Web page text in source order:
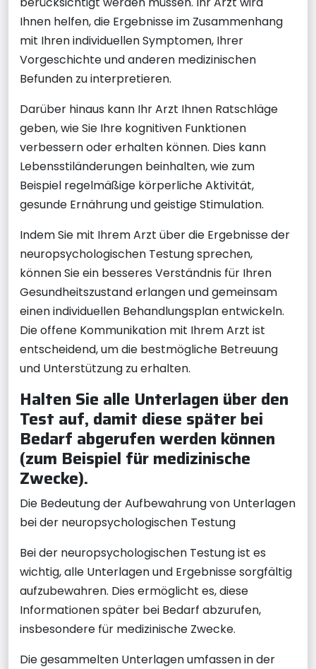
Ihnen helfen, die Ergebnisse im Zusammenhang
mit Ihren individuellen Symptomen, Ihrer
Vorgeschichte und anderen medizinischen
Befunden zu interpretieren.
Darüber hinaus kann Ihr Arzt Ihnen Ratschläge
geben, wie Sie Ihre kognitiven Funktionen
verbessern oder erhalten können. Dies kann
Lebensstiländerungen beinhalten, wie zum
Beispiel regelmäßige körperliche Aktivität,
gesunde Ernährung und geistige Stimulation.
Indem Sie mit Ihrem Arzt über die Ergebnisse der
neuropsychologischen Testung sprechen,
können Sie ein besseres Verständnis für Ihren
Gesundheitszustand erlangen und gemeinsam
einen individuellen Behandlungsplan entwickeln.
Die offene Kommunikation mit Ihrem Arzt ist
entscheidend, um die bestmögliche Betreuung
und Unterstützung zu erhalten.
Halten Sie alle Unterlagen über den
Test auf, damit diese später bei
Bedarf abgerufen werden können
(zum Beispiel für medizinische
Zwecke).
Die Bedeutung der Aufbewahrung von Unterlagen
bei der neuropsychologischen Testung
Bei der neuropsychologischen Testung ist es
wichtig, alle Unterlagen und Ergebnisse sorgfältig
aufzubewahren. Dies ermöglicht es, diese
Informationen später bei Bedarf abzurufen,
insbesondere für medizinische Zwecke.
Die gesammelten Unterlagen umfassen in der